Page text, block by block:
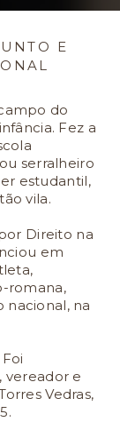
E
do
Fez a
serralheiro
estudantil,
vila.
Direito na
em
romana,
nacional, na
vereador e
Vedras,